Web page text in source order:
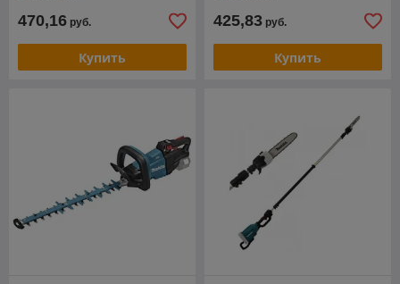
470,16 руб.
Купить
425,83 руб.
Купить